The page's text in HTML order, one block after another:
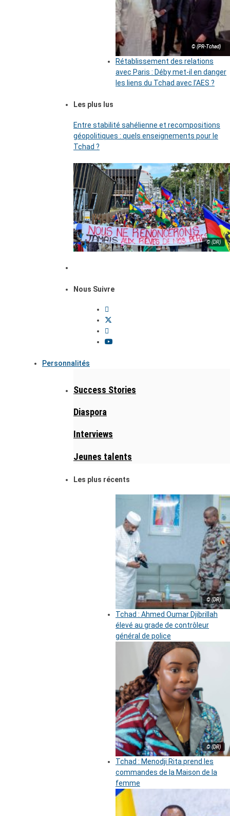
© (PR-Tchad)
Rétablissement des relations
avec Paris : Déby met-il en danger
les liens du Tchad avec l’AES ?
Les plus lus
Entre stabilité sahélienne et recompositions
géopolitiques : quels enseignements pour le
Tchad ?
© (DR)
Nous Suivre
Personnalités
Success Stories
Diaspora
Interviews
Jeunes talents
Les plus récents
© (DR)
Tchad : Ahmed Oumar Djibrillah
élevé au grade de contrôleur
général de police
© (DR)
Tchad : Menodji Rita prend les
commandes de la Maison de la
femme